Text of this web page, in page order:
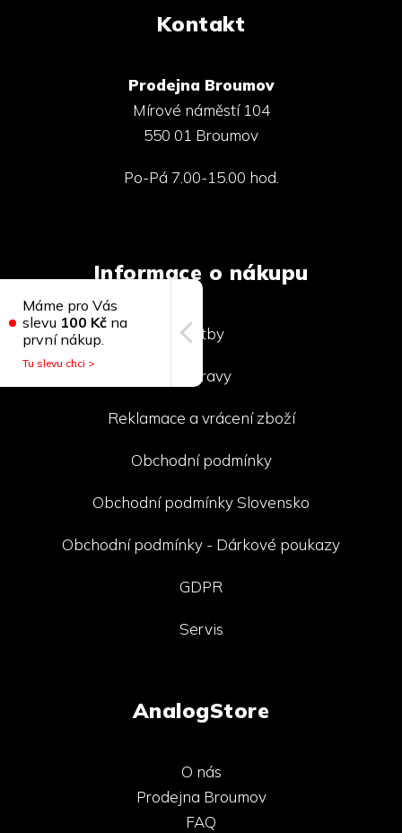
Kontakt
Prodejna Broumov
Mírové náměstí 104
550 01 Broumov
Po-Pá 7.00-15.00 hod.
Informace o nákupu
Platby
Dopravy
Reklamace a vrácení zboží
Obchodní podmínky
Obchodní podmínky Slovensko
Obchodní podmínky - Dárkové poukazy
GDPR
Servis
AnalogStore
O nás
Prodejna Broumov
FAQ
Máme pro Vás
slevu 100 Kč na
první nákup.
Tu slevu chci >